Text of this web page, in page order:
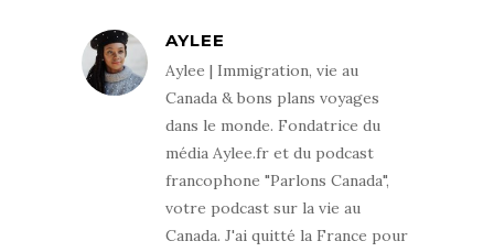
AYLEE
Aylee | Immigration, vie au
Canada & bons plans voyages
dans le monde. Fondatrice du
média Aylee.fr et du podcast
francophone "Parlons Canada",
votre podcast sur la vie au
Canada. J'ai quitté la France pour